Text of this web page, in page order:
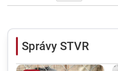
Správy STVR